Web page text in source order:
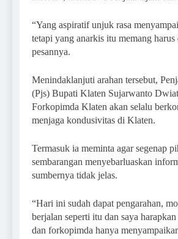
“Yang aspiratif unjuk rasa
tetapi yang anarkis itu memang harus
pesannya.
Menindaklanjuti arahan tersebut,
(Pjs) Bupati Klaten Sujarwanto
Forkopimda Klaten akan selalu
menjaga kondusivitas di Klaten.
Termasuk ia meminta agar segenap
sembarangan menyebarluaskan
sumbernya tidak jelas.
“Hari ini sudah dapat pengarahan,
berjalan seperti itu dan saya
dan forkopimda hanya